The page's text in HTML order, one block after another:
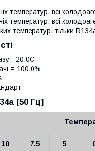
температур, всі
температур, всі
температур, тільки
20,0C
= 100,0%
[50 Гц]
10 7.5 5